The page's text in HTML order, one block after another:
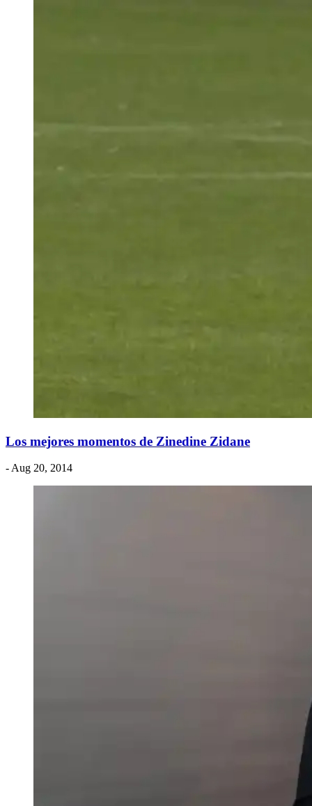
Los mejores momentos de Zinedine Zidane
- Aug 20, 2014